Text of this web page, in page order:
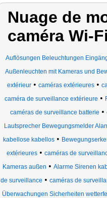
Nuage de
caméra Wi-
Auflösungen Beleuchtungen
Außenleuchten mit Kameras und
extérieur• caméras extérieures•
caméra de surveillance extérieure •
caméras de surveillance batterie •
Lautsprecher Bewegungsmelder
kabellose kabellos •
extérieures • caméras de
Kameras außen • Alarme Sirenen
de surveillance • caméras de
Überwachungen Sicherheiten